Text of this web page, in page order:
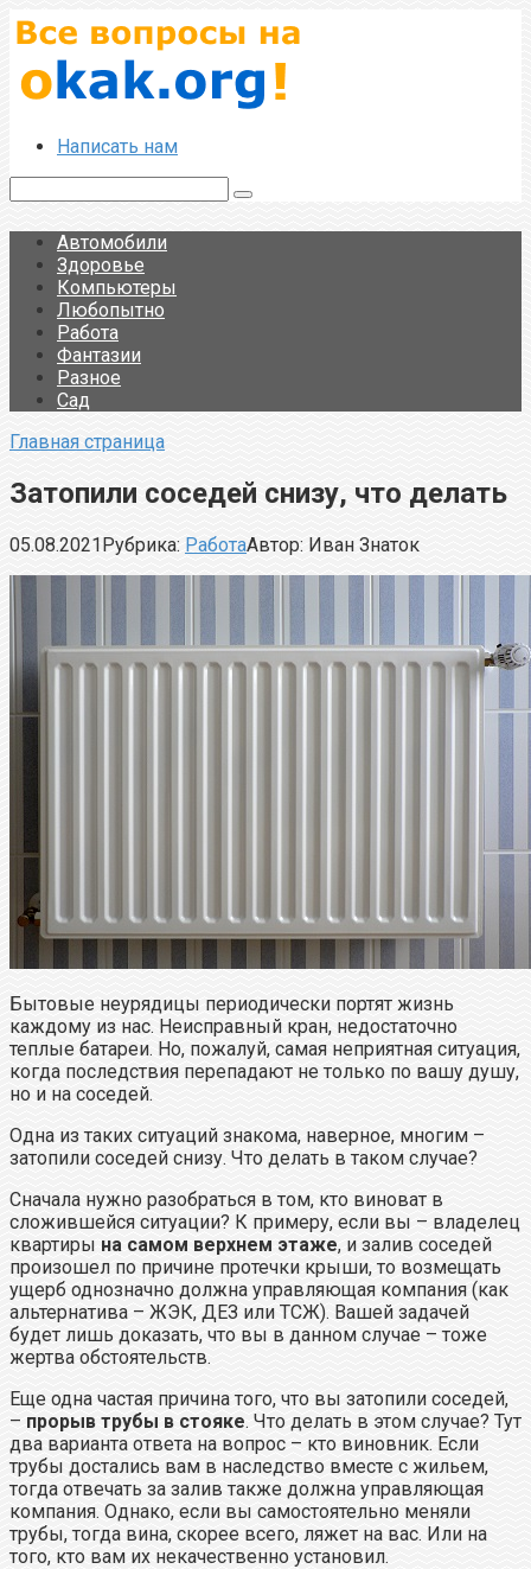
Перейти
к
контенту
Написать нам
Автомобили
Здоровье
Компьютеры
Любопытно
Работа
Фантазии
Разное
Сад
Главная страница
Затопили соседей снизу, что делать
05.08.2021Рубрика: РаботаАвтор: Иван Знаток
Бытовые неурядицы периодически портят жизнь
каждому из нас. Неисправный кран, недостаточно
теплые батареи. Но, пожалуй, самая неприятная ситуация,
когда последствия перепадают не только по вашу душу,
но и на соседей.
Одна из таких ситуаций знакома, наверное, многим –
затопили соседей снизу. Что делать в таком случае?
Сначала нужно разобраться в том, кто виноват в
сложившейся ситуации? К примеру, если вы – владелец
квартиры на самом верхнем этаже, и залив соседей
произошел по причине протечки крыши, то возмещать
ущерб однозначно должна управляющая компания (как
альтернатива – ЖЭК, ДЕЗ или ТСЖ). Вашей задачей
будет лишь доказать, что вы в данном случае – тоже
жертва обстоятельств.
Еще одна частая причина того, что вы затопили соседей,
– прорыв трубы в стояке. Что делать в этом случае? Тут
два варианта ответа на вопрос – кто виновник. Если
трубы достались вам в наследство вместе с жильем,
тогда отвечать за залив также должна управляющая
компания. Однако, если вы самостоятельно меняли
трубы, тогда вина, скорее всего, ляжет на вас. Или на
того, кто вам их некачественно установил.